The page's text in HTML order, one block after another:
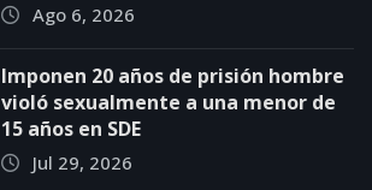
Ago 6, 2026
Imponen 20 años de prisión hombre
violó sexualmente a una menor de
15 años en SDE
Jul 29, 2026